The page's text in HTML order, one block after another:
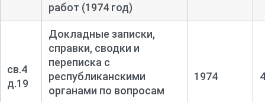
работ (1974 год)
св.4
д.19
Докладные записки,
справки, сводки и
переписка с
республиканскими
органами по вопросам
1974